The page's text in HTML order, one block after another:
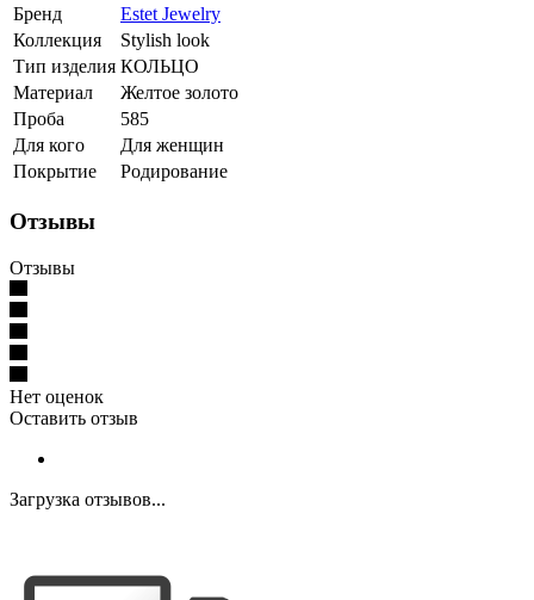
Бренд
Estet Jewelry
Коллекция
Stylish look
Тип изделия КОЛЬЦО
Материал
Желтое золото
Проба
585
Для кого
Для женщин
Покрытие
Родирование
Отзывы
Отзывы
Нет оценок
Оставить отзыв
Загрузка отзывов...